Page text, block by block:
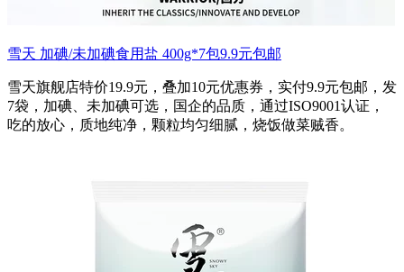
雪天 加碘/未加碘食用盐 400g*7包9.9元包邮
雪天旗舰店特价19.9元，叠加10元优惠券，实付9.9元包邮，发
7袋，加碘、未加碘可选，国企的品质，通过ISO9001认证，
吃的放心，质地纯净，颗粒均匀细腻，烧饭做菜贼香。